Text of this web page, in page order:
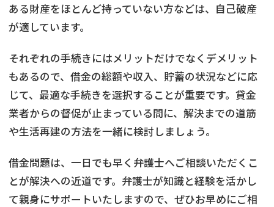
ある財産をほとんど持っていない方などは、自己破産
が適しています。
それぞれの手続きにはメリットだけでなくデメリット
もあるので、借金の総額や収入、貯蓄の状況などに応
じて、最適な手続きを選択することが重要です。貸金
業者からの督促が止まっている間に、解決までの道筋
や生活再建の方法を一緒に検討しましょう。
借金問題は、一日でも早く弁護士へご相談いただくこ
とが解決への近道です。弁護士が知識と経験を活かし
て親身にサポートいたしますので、ぜひお早めにご相